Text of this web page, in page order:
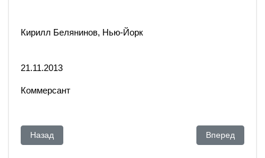
Кирилл Белянинов, Нью-Йорк
21.11.2013
Коммерсант
Предыдущий: Гульнара Каримова обвинила мать в
Назад Следующий:
Вперед